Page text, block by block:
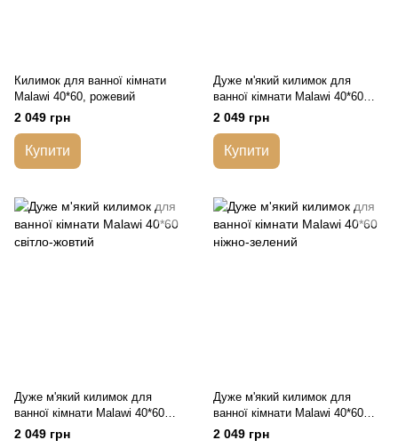
Килимок для ванної кімнати
Malawi 40*60, рожевий
2 049 грн
Купити
Дуже м'який килимок для
ванної кімнати Malawi 40*60
блакитний
2 049 грн
Купити
Дуже м'який килимок для
ванної кімнати Malawi 40*60
світло-жовтий
2 049 грн
Дуже м'який килимок для
ванної кімнати Malawi 40*60
ніжно-зелений
2 049 грн